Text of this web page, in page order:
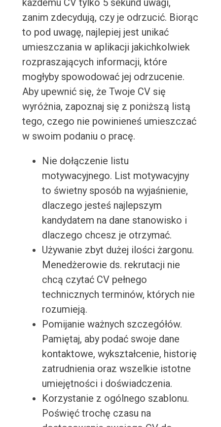
każdemu CV tylko 5 sekund uwagi,
zanim zdecydują, czy je odrzucić. Biorąc
to pod uwagę, najlepiej jest unikać
umieszczania w aplikacji jakichkolwiek
rozpraszających informacji, które
mogłyby spowodować jej odrzucenie.
Aby upewnić się, że Twoje CV się
wyróżnia, zapoznaj się z poniższą listą
tego, czego nie powinieneś umieszczać
w swoim podaniu o pracę.
Nie dołączenie listu
motywacyjnego. List motywacyjny
to świetny sposób na wyjaśnienie,
dlaczego jesteś najlepszym
kandydatem na dane stanowisko i
dlaczego chcesz je otrzymać.
Używanie zbyt dużej ilości żargonu.
Menedżerowie ds. rekrutacji nie
chcą czytać CV pełnego
technicznych terminów, których nie
rozumieją.
Pomijanie ważnych szczegółów.
Pamiętaj, aby podać swoje dane
kontaktowe, wykształcenie, historię
zatrudnienia oraz wszelkie istotne
umiejętności i doświadczenia.
Korzystanie z ogólnego szablonu.
Poświęć trochę czasu na